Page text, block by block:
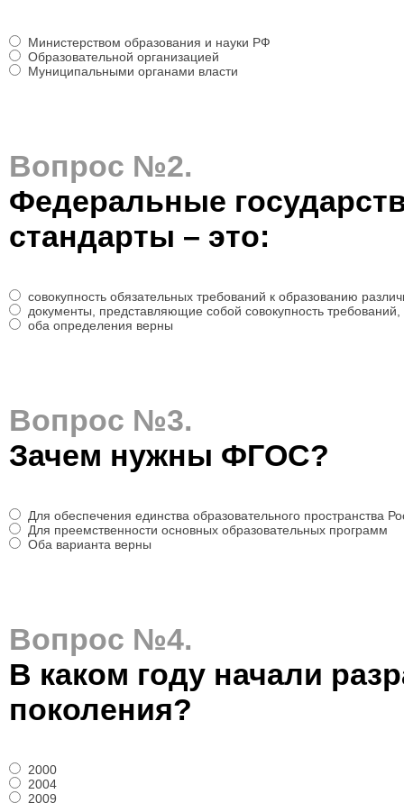
Министерством образования и науки РФ
Образовательной организацией
Муниципальными органами власти
Вопрос №2.
Федеральные
стандарты – это:
совокупность обязательных требований к образованию
документы, представляющие собой совокупность
оба определения верны
Вопрос №3.
Зачем нужны ФГОС?
Для обеспечения единства образовательного пространства
Для преемственности основных образовательных программ
Оба варианта верны
Вопрос №4.
В каком году начали
поколения?
2000
2004
2009